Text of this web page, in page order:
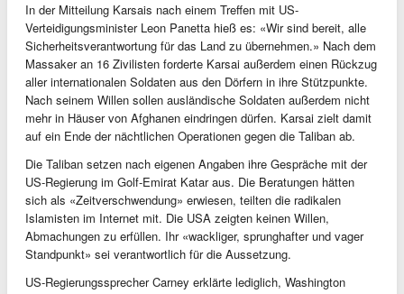
In der Mitteilung Karsais nach einem Treffen mit US-
Verteidigungsminister Leon Panetta hieß es: «Wir sind bereit, alle
Sicherheitsverantwortung für das Land zu übernehmen.» Nach dem
Massaker an 16 Zivilisten forderte Karsai außerdem einen Rückzug
aller internationalen Soldaten aus den Dörfern in ihre Stützpunkte.
Nach seinem Willen sollen ausländische Soldaten außerdem nicht
mehr in Häuser von Afghanen eindringen dürfen. Karsai zielt damit
auf ein Ende der nächtlichen Operationen gegen die Taliban ab.
Die Taliban setzen nach eigenen Angaben ihre Gespräche mit der
US-Regierung im Golf-Emirat Katar aus. Die Beratungen hätten
sich als «Zeitverschwendung» erwiesen, teilten die radikalen
Islamisten im Internet mit. Die USA zeigten keinen Willen,
Abmachungen zu erfüllen. Ihr «wackliger, sprunghafter und vager
Standpunkt» sei verantwortlich für die Aussetzung.
US-Regierungssprecher Carney erklärte lediglich, Washington